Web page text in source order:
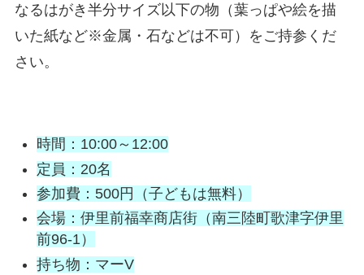
なるはがき半分サイズ以下の物（葉っぱや絵を描
いた紙など※金属・石などは不可）をご持参くだ
さい。
時間：10:00～12:00
定員：20名
参加費：500円（子どもは無料）
会場：伊里前福幸商店街（南三陸町歌津字伊里
前96-1）
持ち物：マーV